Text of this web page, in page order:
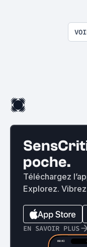
poche.
Téléchargez
Explorez.
EN SAVOIR PLUS